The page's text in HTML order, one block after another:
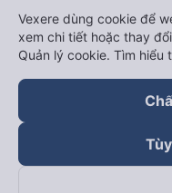
Vexere dùng cookie để
xem chi tiết hoặc thay
Quản lý cookie. Tìm hiểu